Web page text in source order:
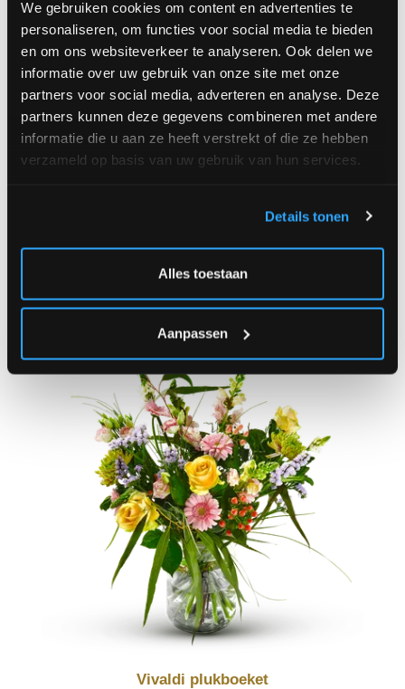
We gebruiken cookies om content en advertenties te
personaliseren, om functies voor social media te bieden
en om ons websiteverkeer te analyseren. Ook delen we
informatie over uw gebruik van onze site met onze
partners voor social media, adverteren en analyse. Deze
partners kunnen deze gegevens combineren met andere
informatie die u aan ze heeft verstrekt of die ze hebben
verzameld op basis van uw gebruik van hun services.
Details tonen
Alles toestaan
Aanpassen
Plukboeket pastel
Vanaf
35,00 €
Vivaldi plukboeket